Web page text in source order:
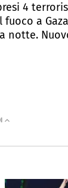
4
a
notte.